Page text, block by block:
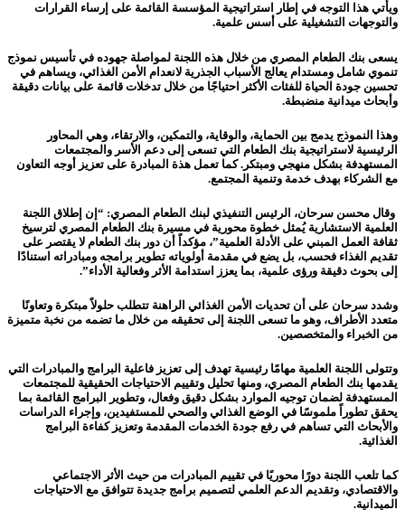
ويأتي هذا التوجه في إطار استراتيجية المؤسسة القائمة على إرساء القرارات
والتوجهات التشغيلية على أسس علمية.
يسعى بنك الطعام المصري من خلال هذه اللجنة لمواصلة جهوده في تأسيس نموذج
تنموي شامل ومستدام يعالج الأسباب الجذرية لانعدام الأمن الغذائي، ويساهم في
تحسين جودة الحياة للفئات الأكثر احتياجًا من خلال تدخلات قائمة على بيانات دقيقة
وأبحاث ميدانية منضبطة.
وهذا النموذج يدمج بين الحماية، والوقاية، والتمكين، والارتقاء، وهي المحاور
الرئيسية لاستراتيجية بنك الطعام التي تسعى إلى دعم الأسر والمجتمعات
المستهدفة بشكل منهجي ومبتكر. كما تعمل هذة المبادرة على تعزيز أوجه التعاون
مع الشركاء بهدف خدمة وتنمية المجتمع.
وقال محسن سرحان، الرئيس التنفيذي لبنك الطعام المصري: “إن إطلاق اللجنة
العلمية الاستشارية يُمثل خطوة محورية في مسيرة بنك الطعام المصري لترسيخ
ثقافة العمل المبني على الأدلة العلمية”، مؤكداً أن دور بنك الطعام لا يقتصر على
تقديم الغذاء فحسب، بل يضع في مقدمة أولوياته تطوير برامجه ومبادراته استنادًا
إلى بحوث دقيقة ورؤى علمية، بما يعزز استدامة الأثر وفعالية الأداء”.
وشدد سرحان على أن تحديات الأمن الغذائي الراهنة تتطلب حلولاً مبتكرة وتعاونًا
متعدد الأطراف، وهو ما تسعى اللجنة إلى تحقيقه من خلال ما تضمه من نخبة متميزة
من الخبراء والمتخصصين.
وتتولى اللجنة العلمية مهامًا رئيسية تهدف إلى تعزيز فاعلية البرامج والمبادرات التي
يقدمها بنك الطعام المصري، ومنها تحليل وتقييم الاحتياجات الحقيقية للمجتمعات
المستهدفة لضمان توجيه الموارد بشكل دقيق وفعال، وتطوير البرامج القائمة بما
يحقق تطوراً ملموسًا في الوضع الغذائي والصحي للمستفيدين، وإجراء الدراسات
والأبحاث التي تساهم في رفع جودة الخدمات المقدمة وتعزيز كفاءة البرامج
الغذائية.
كما تلعب اللجنة دورًا محوريًا في تقييم المبادرات من حيث الأثر الاجتماعي
والاقتصادي، وتقديم الدعم العلمي لتصميم برامج جديدة تتوافق مع الاحتياجات
الميدانية.